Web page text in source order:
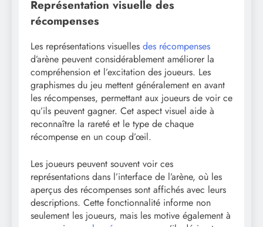
Représentation visuelle des
récompenses
Les représentations visuelles des récompenses
d’arène peuvent considérablement améliorer la
compréhension et l’excitation des joueurs. Les
graphismes du jeu mettent généralement en avant
les récompenses, permettant aux joueurs de voir ce
qu’ils peuvent gagner. Cet aspect visuel aide à
reconnaître la rareté et le type de chaque
récompense en un coup d’œil.
Les joueurs peuvent souvent voir ces
représentations dans l’interface de l’arène, où les
aperçus des récompenses sont affichés avec leurs
descriptions. Cette fonctionnalité informe non
seulement les joueurs, mais les motive également à